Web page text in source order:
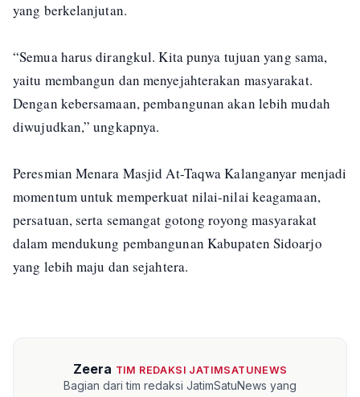
yang berkelanjutan.
“Semua harus dirangkul. Kita punya tujuan yang sama,
yaitu membangun dan menyejahterakan masyarakat.
Dengan kebersamaan, pembangunan akan lebih mudah
diwujudkan,” ungkapnya.
Peresmian Menara Masjid At-Taqwa Kalanganyar menjadi
momentum untuk memperkuat nilai-nilai keagamaan,
persatuan, serta semangat gotong royong masyarakat
dalam mendukung pembangunan Kabupaten Sidoarjo
yang lebih maju dan sejahtera.
Zeera TIM REDAKSI JATIMSATUNEWS
Bagian dari tim redaksi JatimSatuNews yang